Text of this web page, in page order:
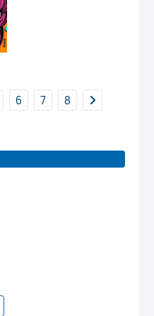
6 7 8